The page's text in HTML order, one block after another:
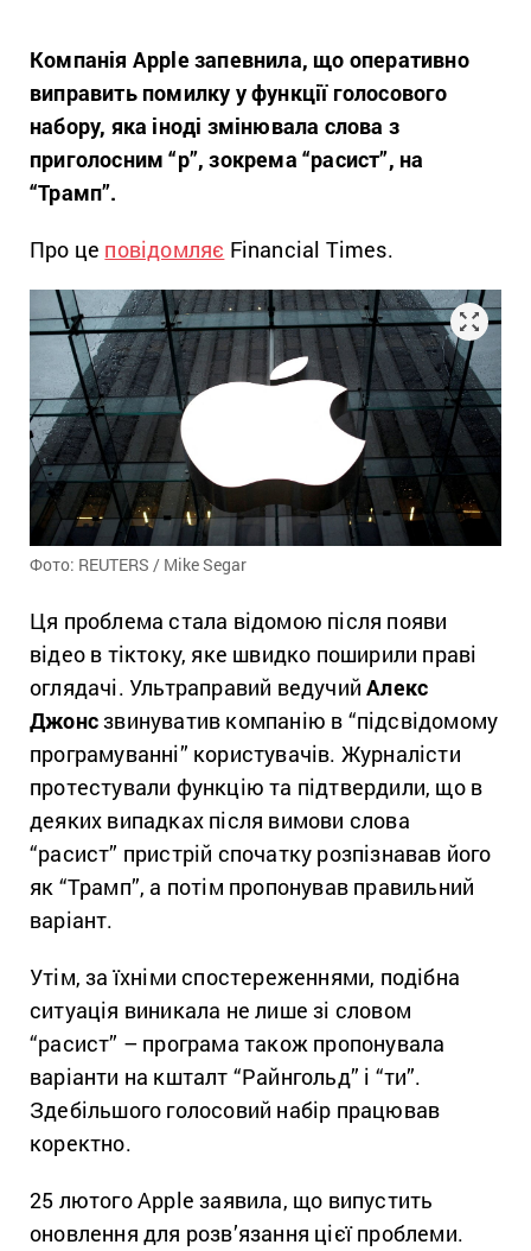
Компанія Apple запевнила, що оперативно
виправить помилку у функції голосового
набору, яка іноді змінювала слова з
приголосним “р”, зокрема “расист”, на
“Трамп”.
Про це повідомляє Financial Times.
Фото: REUTERS / Mike Segar
Ця проблема стала відомою після появи
відео в тіктоку, яке швидко поширили праві
оглядачі. Ультраправий ведучийАлекс
Джонсзвинуватив компанію в “підсвідомому
програмуванні” користувачів. Журналісти
протестували функцію та підтвердили, що в
деяких випадках після вимови слова
“расист” пристрій спочатку розпізнавав його
як “Трамп”, а потім пропонував правильний
варіант.
Утім, за їхніми спостереженнями, подібна
ситуація виникала не лише зі словом
“расист” – програма також пропонувала
варіанти на кшталт “Райнгольд” і “ти”.
Здебільшого голосовий набір працював
коректно.
25 лютого Apple заявила, що випустить
оновлення для розв’язання цієї проблеми.